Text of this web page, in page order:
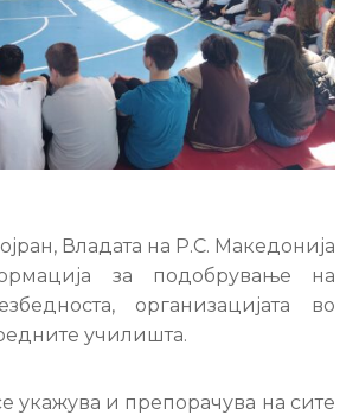
Владата на Р.С. Македонија
за подобрување на
организацијата во
училишта.
укажува и препорачува на сите